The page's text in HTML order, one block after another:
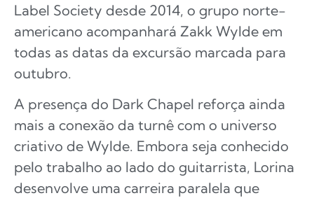
Label Society desde 2014, o grupo norte-
americano acompanhará Zakk Wylde em
todas as datas da excursão marcada para
outubro.
A presença do Dark Chapel reforça ainda
mais a conexão da turnê com o universo
criativo de Wylde. Embora seja conhecido
pelo trabalho ao lado do guitarrista, Lorina
desenvolve uma carreira paralela que